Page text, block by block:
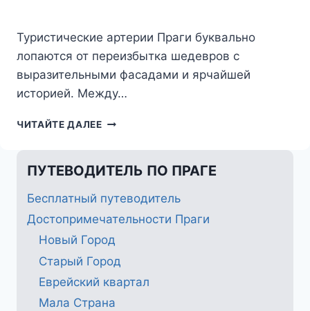
Туристические артерии Праги буквально
лопаются от переизбытка шедевров с
выразительными фасадами и ярчайшей
историей. Между…
ЧИТАЙТЕ ДАЛЕЕКОСТЁЛ
АРХАНГЕЛА
МИХАИЛА
ПУТЕВОДИТЕЛЬ ПО ПРАГЕ
Бесплатный путеводитель
Достопримечательности Праги
Новый Город
Старый Город
Еврейский квартал
Мала Страна